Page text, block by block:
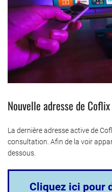
Nouvelle adresse de
La dernière adresse active de
consultation. Afin de la voir
dessous.
Cliquez ici pour